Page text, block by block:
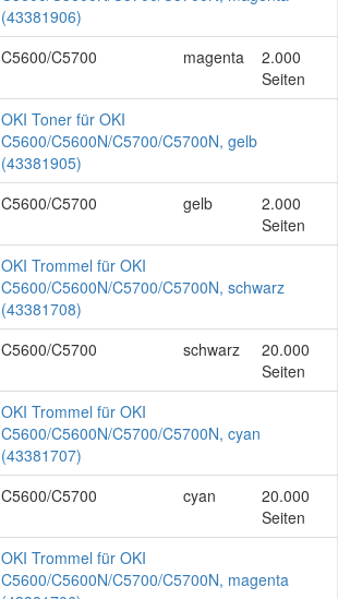
(43381906)
C5600/C5700
magenta
2.000
Seiten
OKI Toner für OKI
C5600/C5600N/C5700/C5700N, gelb
(43381905)
C5600/C5700
gelb
2.000
Seiten
OKI Trommel für OKI
C5600/C5600N/C5700/C5700N, schwarz
(43381708)
C5600/C5700
schwarz
20.000
Seiten
OKI Trommel für OKI
C5600/C5600N/C5700/C5700N, cyan
(43381707)
C5600/C5700
cyan
20.000
Seiten
OKI Trommel für OKI
C5600/C5600N/C5700/C5700N, magenta